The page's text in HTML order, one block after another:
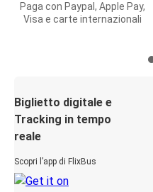
Paga con Paypal, Apple Pay,
Visa e carte internazionali
Biglietto digitale e
Tracking in tempo
reale
Scopri l’app di FlixBus